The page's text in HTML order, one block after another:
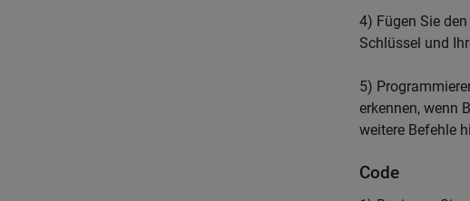
4) Fügen Sie
Schlüssel und
5)
erkennen, wenn
weitere Befehle
Code